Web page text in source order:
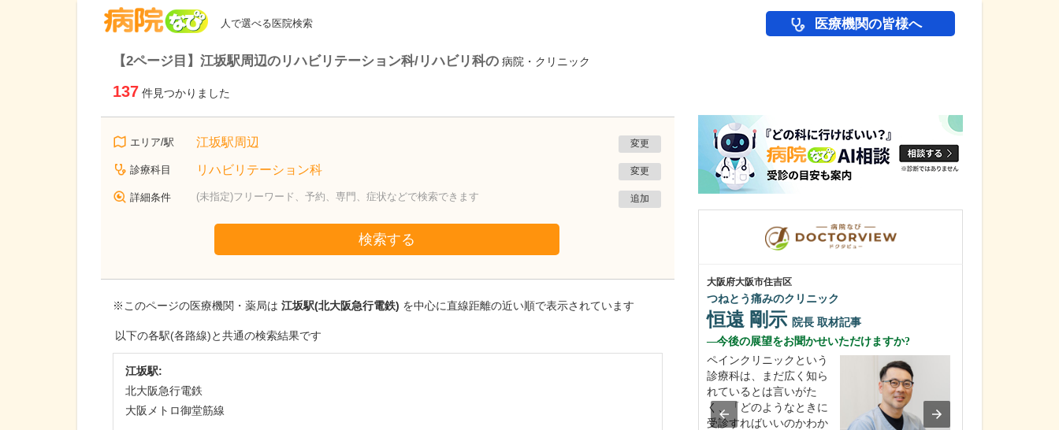
人で選べる医院検索 医療機関の皆様へ
【2ページ目】江坂駅周辺のリハビリテーション科/リハビリ科の 病院・クリニック
137 件見つかりました
エリア/駅 江坂駅周辺 変更
診療科目 リハビリテーション科 変更
詳細条件 (未指定)フリーワード、予約、専門、症状などで検索できます 追加
検索する
※このページの医療機関・薬局は 江坂駅(北大阪急行電鉄) を中心に直線距離の近い順で表示されています
以下の各駅(各路線)と共通の検索結果です
江坂駅:
北大阪急行電鉄
大阪メトロ御堂筋線
大阪府吹田市
千里北在宅クリニック
か?
大阪府大阪市住吉区
つねとう痛みのクリニック
恒遠 剛示 院長 取材記事
今後の展望をお聞かせいただけますか?
ペインクリニックという
診療科は、まだ広く知ら
れているとは言いがた
く、「どのようなときに
受診すればいいのかわか